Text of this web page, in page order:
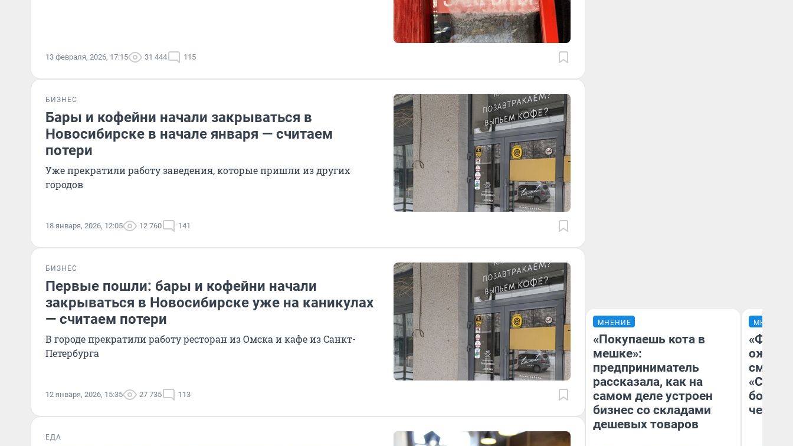
13 февраля, 2026, 17:15 31 444 115
БИЗНЕС
Бары и кофейни начали закрываться в
Новосибирске в начале января — считаем
потери
Уже прекратили работу заведения, которые пришли из других
городов
18 января, 2026, 12:05 12 760 141
БИЗНЕС
Первые пошли: бары и кофейни начали
закрываться в Новосибирске уже на каникулах
— считаем потери
В городе прекратили работу ресторан из Омска и кафе из Санкт-
Петербурга
12 января, 2026, 15:35 27 735 113
ЕДА
МНЕНИЕ
«Покупаешь кота в
мешке»:
предприниматель
рассказала, как на
самом деле устроен
бизнес со складами
дешевых товаров
МНЕНИЕ